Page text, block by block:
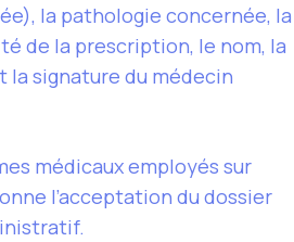
la pathologie concernée, la
de la prescription, le nom, la
signature du médecin
médicaux employés sur
l’acceptation du dossier